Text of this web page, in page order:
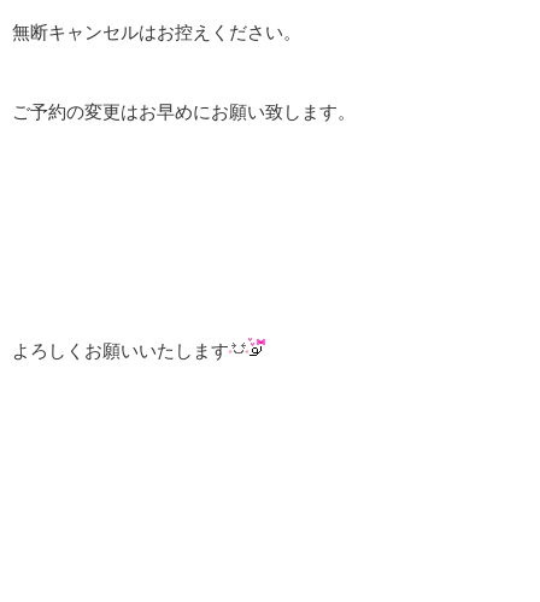
無断キャンセルはお控えください。
ご予約の変更はお早めにお願い致します。
よろしくお願いいたします